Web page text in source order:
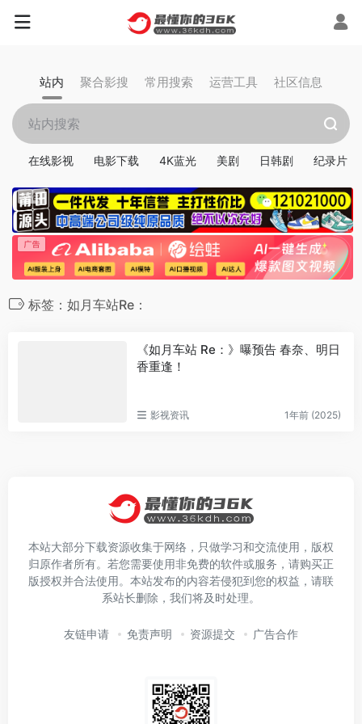
站内 聚合影搜 常用搜索 运营工具 社区信息
在线影视 电影下载 4K蓝光 美剧 日韩剧 纪录片
标签：如月车站Re：
《如月车站 Re：》曝预告 春奈、明日
香重逢！
影视资讯 1年前 (2025)
本站大部分下载资源收集于网络，只做学习和交流使用，版权
归原作者所有。若您需要使用非免费的软件或服务，请购买正
版授权并合法使用。本站发布的内容若侵犯到您的权益，请联
系站长删除，我们将及时处理。
友链申请 免责声明 资源提交 广告合作